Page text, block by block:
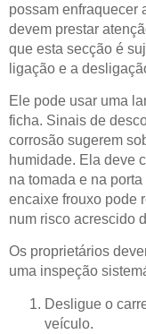
possam enfraquecer
devem prestar
que esta secção é
ligação e a
Ele pode usar uma
ficha. Sinais de
corrosão sugerem
humidade. Ela deve
na tomada e na
encaixe frouxo pode
num risco acrescido
Os proprietários
uma inspeção
Desligue o
veículo.